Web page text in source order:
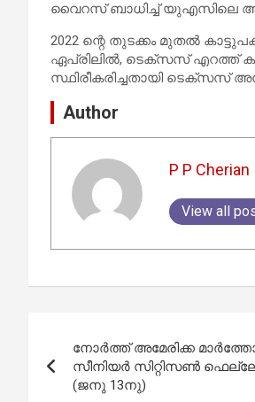
വൈറസ് ബാധിച്ച് യുഎസിലെ
2022 ന്റെ തുടക്കം മുതൽ
ഏപ്രിലിൽ, ടെക്സസ് എറത്ത്
സ്ഥിരീകരിച്ചതായി ടെക്സസ്
Author
P P Cherian
View all
navigation
നോർത്ത് അമേരിക്ക
സീനിയർ സിറ്റിസൺ
(ജനു 13നു)